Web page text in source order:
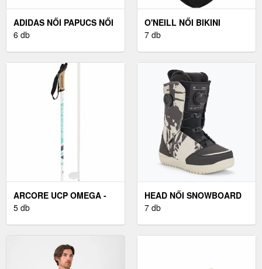
ADIDAS NŐI PAPUCS NŐI
PAPUCS, FEKETE, MÉRET
6 db
O'NEILL NŐI BIKINI
FELSŐ NŐI BIKINI FELSŐ,
7 db
ARCORE UCP OMEGA -
SÍFUTÓ BOT
5 db
HEAD NŐI SNOWBOARD
KÖTÉS NŐI SNOWBOARD
7 db